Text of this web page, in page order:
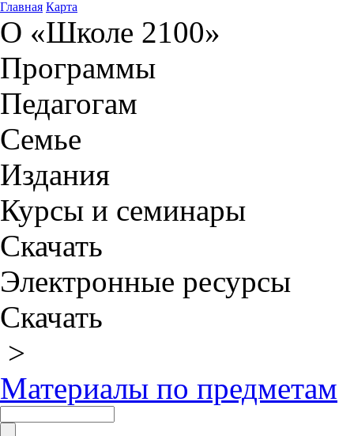
Главная Карта
О «Школе 2100»
Программы
Педагогам
Семье
Издания
Курсы и семинары
Скачать
Электронные ресурсы
Скачать
>
Материалы по предметам